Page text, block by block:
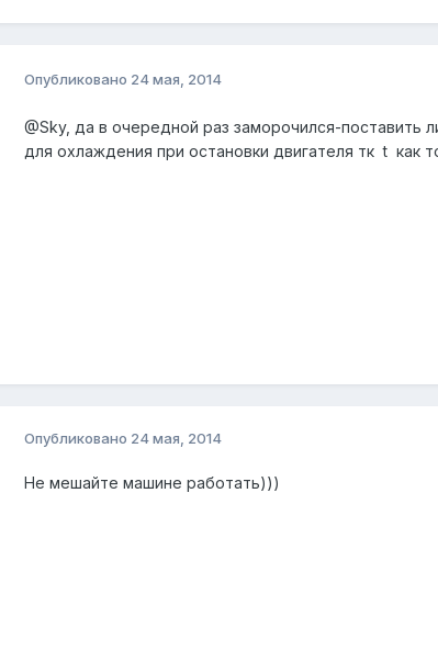
Опубликовано 24 мая, 2014
@Sky, да в очередной раз заморочился-поставить
для охлаждения при остановки двигателя тк t как
Опубликовано 24 мая, 2014
Не мешайте машине работать)))